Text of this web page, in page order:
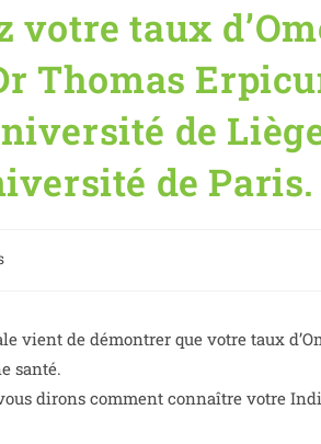
taux
Thomas
de
de Paris.
vient de démontrer que votre taux
santé.
dirons comment connaître votre